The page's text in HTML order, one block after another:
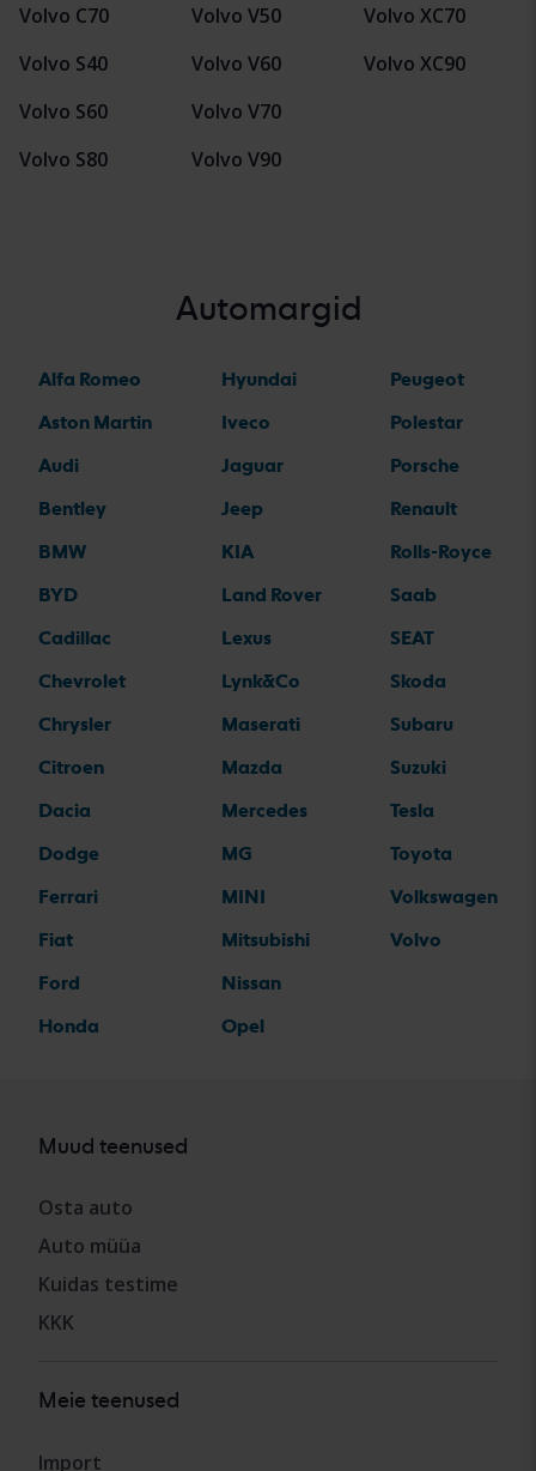
Volvo C70
Volvo S40
Volvo S60
Volvo S80
Volvo V50
Volvo V60
Volvo V70
Volvo V90
Volvo XC70
Volvo XC90
Automargid
Alfa Romeo
Aston Martin
Audi
Bentley
BMW
BYD
Cadillac
Chevrolet
Chrysler
Citroen
Dacia
Dodge
Ferrari
Fiat
Ford
Honda
Hyundai
Iveco
Jaguar
Jeep
KIA
Land Rover
Lexus
Lynk&Co
Maserati
Mazda
Mercedes
MG
MINI
Mitsubishi
Nissan
Opel
Peugeot
Polestar
Porsche
Renault
Rolls-Royce
Saab
SEAT
Skoda
Subaru
Suzuki
Tesla
Toyota
Volkswagen
Volvo
Muud teenused
Osta auto
Auto müüa
Kuidas testime
KKK
Meie teenused
Import